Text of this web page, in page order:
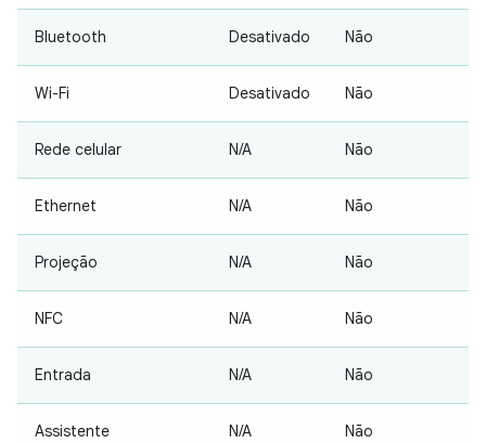
Bluetooth Desativado Não
Wi-Fi Desativado Não
Rede celular N/A Não
Ethernet N/A Não
Projeção N/A Não
NFC N/A Não
Entrada N/A Não
Assistente N/A Não